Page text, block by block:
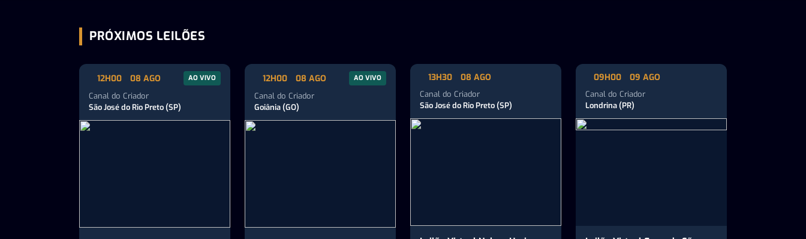
PRÓXIMOS LEILÕES
12H00 08 AGO AO VIVO
Canal do Criador
São José do Rio Preto (SP)
12H00 08 AGO AO VIVO
Canal do Criador
Goiânia (GO)
13H30 08 AGO
Canal do Criador
São José do Rio Preto (SP)
09H00 09 AGO
Canal do Criador
Londrina (PR)